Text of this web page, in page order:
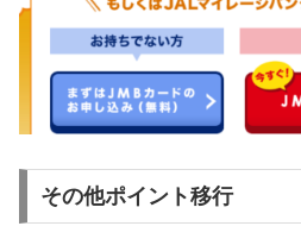
その他ポイント移行